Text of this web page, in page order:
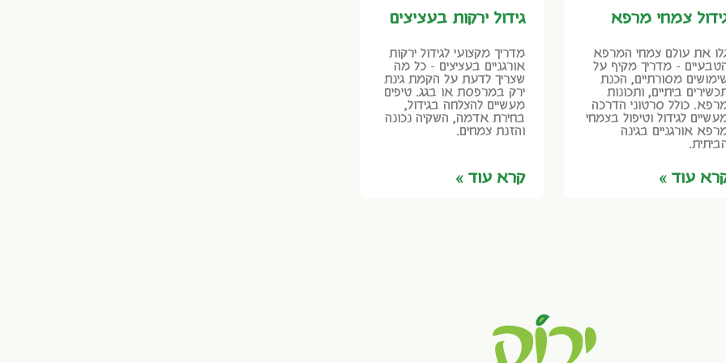
צמחי מרפא
את עולם צמחי המרפא
– מדריך מקיף על
מסורתיים, הכנת
ביתיים, ותכונות
כולל סרטוני הדרכה
לגידול וטיפול בצמחי
אורגניים בגינה
עוד »
גידול ירקות בעציצים
מדריך מקצועי לגידול ירקות
אורגניים בעציצים – כל מה
שצריך לדעת על הקמת גינת
ירק במרפסת או בגג. טיפים
מעשיים להצלחה בגידול,
בחירת אדמה, השקיה נכונה
והזנת צמחים.
קרא עוד »